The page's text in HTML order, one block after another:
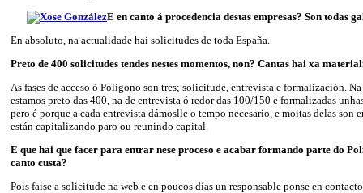
E en canto á procedencia destas empresas? Son todas
En absoluto, na actualidade hai solicitudes de toda España.
Preto de 400 solicitudes tendes nestes momentos, non? Cantas hai xa
As fases de acceso ó Polígono son tres; solicitude, entrevista e formalización.
estamos preto das 400, na de entrevista ó redor das 100/150 e formalizadas
pero é porque a cada entrevista dámoslle o tempo necesario, e moitas delas son
están capitalizando paro ou reunindo capital.
E que hai que facer para entrar nese proceso e acabar formando parte do
canto custa?
Pois faise a solicitude na web e en poucos días un responsable ponse en